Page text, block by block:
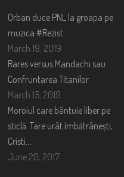
Orban duce PNL la groapa pe
muzica #Rezist
March 19, 2019
Rares versus Mandachi sau
Confruntarea Titanilor
March 15, 2019
Moroiul care bântuie liber pe
sticlă. Tare urât îmbătrânești,
Cristi….
June 20, 2017